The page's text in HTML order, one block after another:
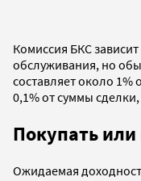
Комиссия БКС
обслуживания, но
составляет около
0,1% от суммы
Покупать или
Ожидаемая